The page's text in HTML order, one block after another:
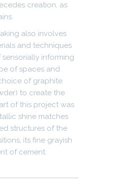
creation, as
also involves
and techniques
informing
of spaces and
of graphite
to create the
of this project was
shine matches
structures of the
its fine grayish
of cement.